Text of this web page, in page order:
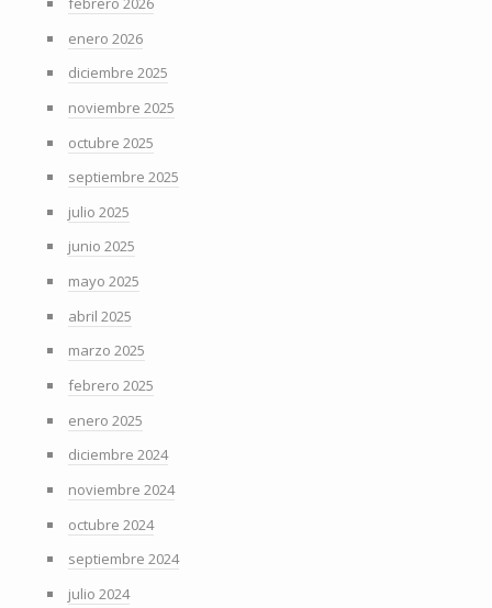
enero 2026
diciembre 2025
noviembre 2025
octubre 2025
septiembre 2025
julio 2025
junio 2025
mayo 2025
abril 2025
marzo 2025
febrero 2025
enero 2025
diciembre 2024
noviembre 2024
octubre 2024
septiembre 2024
julio 2024